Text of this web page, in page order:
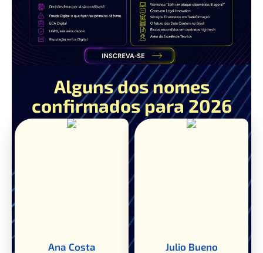
Alguns dos nomes
confirmados para 2026
Ana Costa Julio Bueno